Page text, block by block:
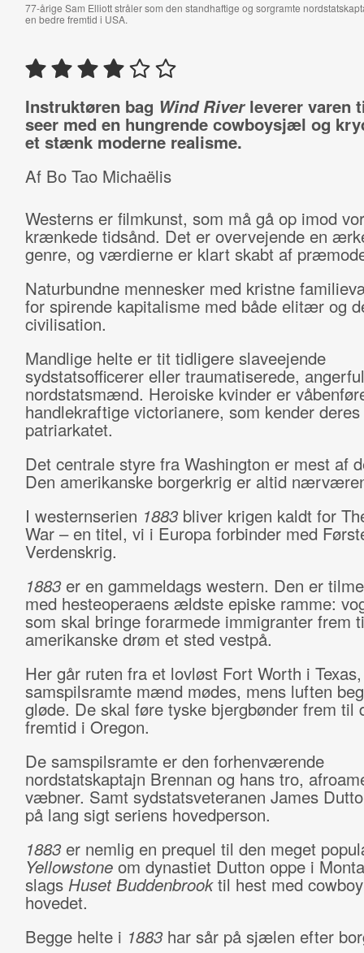
77-årige Sam Elliott stråler som den standhaftige og sorgramte
en bedre fremtid i USA.
Instruktøren bag Wind Riverleverer varen
seer med en hungrende cowboysjæl og
et stænk moderne realisme.
Af Bo Tao Michaëlis
Westerns er filmkunst, som må gå op imod
krænkede tidsånd. Det er overvejende en
genre, og værdierne er klart skabt af
Naturbundne mennesker med kristne
for spirende kapitalisme med både elitær og
civilisation.
Mandlige helte er tit tidligere slaveejende
sydstatsofficerer eller traumatiserede,
nordstatsmænd. Heroiske kvinder er
handlekraftige victorianere, som kender
patriarkatet.
Det centrale styre fra Washington er mest af
Den amerikanske borgerkrig er altid
I westernserien 1883bliver krigen kaldt for
War – en titel, vi i Europa forbinder med
Verdenskrig.
1883 er en gammeldags western. Den er
med hesteoperaens ældste episke ramme:
som skal bringe forarmede immigranter frem
amerikanske drøm et sted vestpå.
Her går ruten fra et lovløst Fort Worth i
samspilsramte mænd mødes, mens luften
gløde. De skal føre tyske bjergbønder frem til
fremtid i Oregon.
De samspilsramte er den forhenværende
nordstatskaptajn Brennan og hans tro,
væbner. Samt sydstatsveteranen James
på lang sigt seriens hovedperson.
1883er nemlig en prequel til den meget
Yellowstoneom dynastiet Dutton oppe i
slags Huset Buddenbrooktil hest med
hovedet.
Begge helte i 1883 har sår på sjælen efter